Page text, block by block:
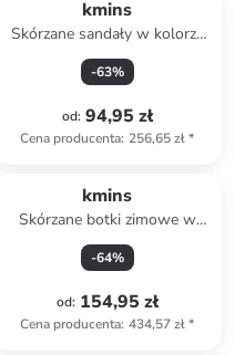
kmins
Skórzane sandały w kolorze
różowym
-63%
od: 94,95 zł
Cena producenta: 256,65 zł*
kmins
Skórzane botki zimowe w
kolorze granatowym
-64%
od: 154,95 zł
Cena producenta: 434,57 zł*